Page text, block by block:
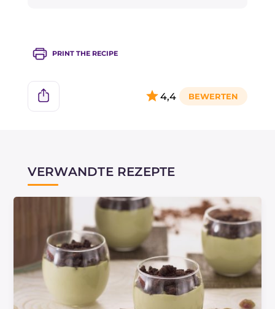
PRINT THE RECIPE
4,4
VERWANDTE REZEPTE